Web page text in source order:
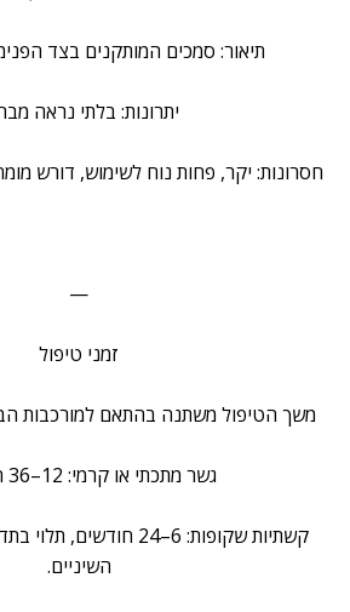
תיאור: סמכים המותקנים בצד
יתרונות: בלתי נראה
חסרונות: יקר, פחות נוח לשימוש, דורש
—
זמני טיפול
משך הטיפול משתנה בהתאם למורכבות
גשר מתכתי או קרמי: 12–36 חודשים.
קשתיות שקופות: 6–24
השיניים.